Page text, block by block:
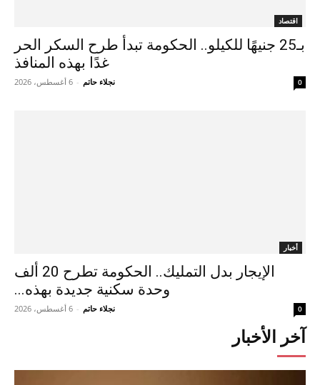
اقتصاد
بـ25 جنيهًا للكيلو.. الحكومة تبدأ طرح السكر الحر
غدًا بهذه المنافذ
نجلاء حاتم - 6 أغسطس، 2026 0
أخبار
الإيجار بدل التمليك.. الحكومة تطرح 20 ألف
وحدة سكنية جديدة بهذه...
نجلاء حاتم - 6 أغسطس، 2026 0
آخر الأخبار